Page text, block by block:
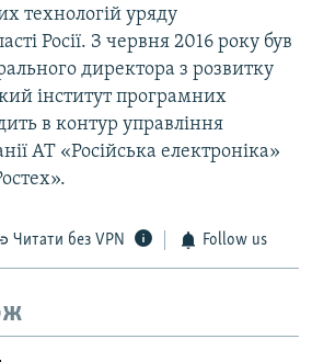
технологій уряду
Росії. З червня 2016 року був
директора з розвитку
інститут програмних
в контур управління
АТ «Російська електроніка»
Читати без VPN Follow us